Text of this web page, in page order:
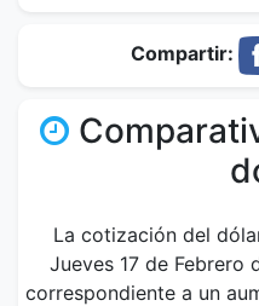
Compartir:
La cotización del
Jueves 17 de Febrero
correspondiente a un